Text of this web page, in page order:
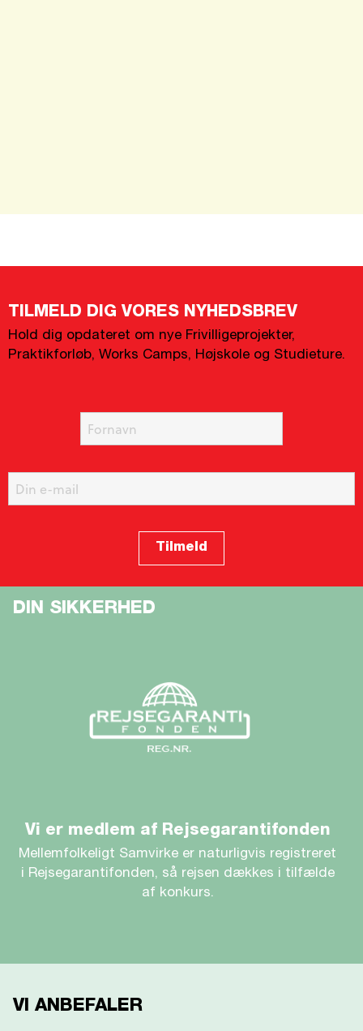
TILMELD DIG VORES NYHEDSBREV
Hold dig opdateret om nye Frivilligeprojekter,
Praktikforløb, Works Camps, Højskole og Studieture.
DIN SIKKERHED
Vi er medlem af Rejsegarantifonden
Mellemfolkeligt Samvirke er naturligvis registreret
i Rejsegarantifonden, så rejsen dækkes i tilfælde
af konkurs.
VI ANBEFALER